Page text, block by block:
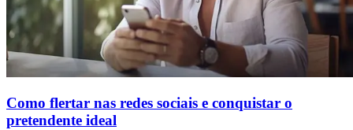
Como flertar nas redes sociais e conquistar o
pretendente ideal